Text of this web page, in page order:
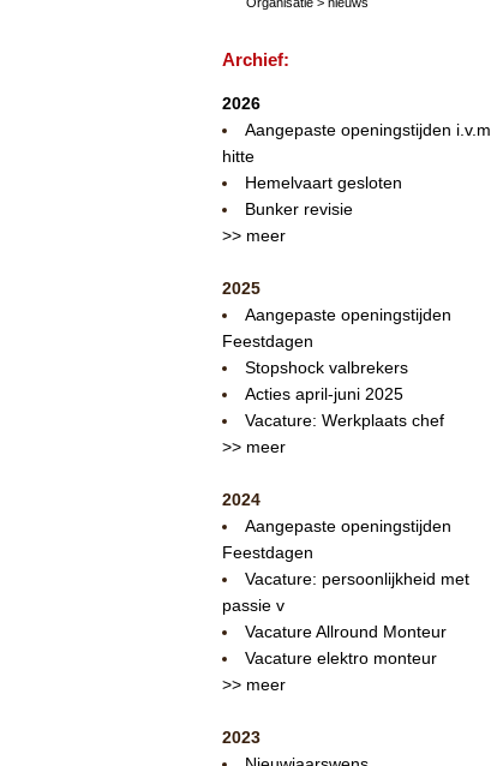
Archief:
2026
Aangepaste openingstijden i.v.m.
hitte
Hemelvaart gesloten
Bunker revisie
>> meer
2025
Aangepaste openingstijden
Feestdagen
Stopshock valbrekers
Acties april-juni 2025
Vacature: Werkplaats chef
>> meer
2024
Aangepaste openingstijden
Feestdagen
Vacature: persoonlijkheid met
passie v
Vacature Allround Monteur
Vacature elektro monteur
>> meer
2023